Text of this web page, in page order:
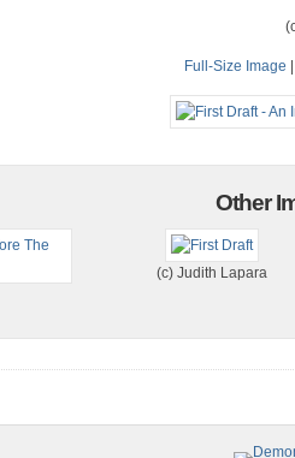
Full-Size Image
Other
(c) Judith Lapara